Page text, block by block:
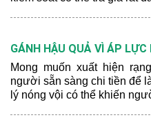
GÁNH HẬU QUẢ VÌ ÁP
Mong muốn xuất hiện
người sẵn sàng chi tiền để
lý nóng vội có thể khiến